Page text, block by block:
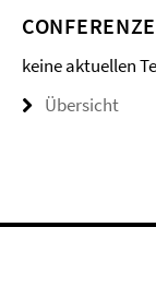
keine aktuellen
Übersicht